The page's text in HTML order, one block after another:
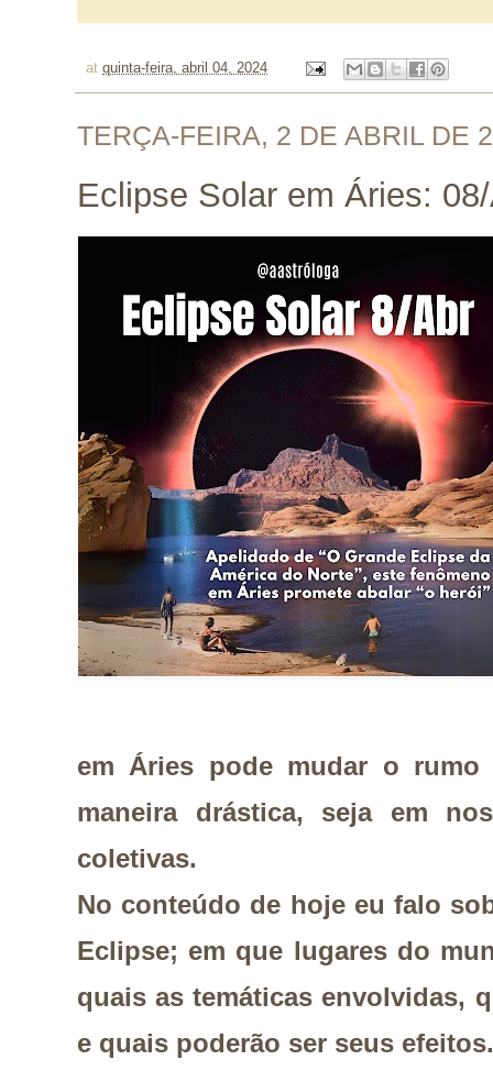
at quinta-feira, abril 04, 2024
TERÇA-FEIRA, 2 DE ABRIL DE
Eclipse Solar em Áries:
em Áries pode mudar o rumo
maneira drástica, seja em
coletivas.
No conteúdo de hoje eu falo
Eclipse; em que lugares do
quais as temáticas envolvidas,
e quais poderão ser seus efeitos.